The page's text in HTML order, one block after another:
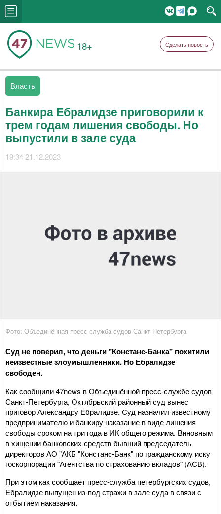
18+ Сделать новость
Власть
Банкира Ебралидзе приговорили к
трем годам лишения свободы. Но
выпустили в зале суда
19:34 21.12.2023
Фото: Объединённая пресс-служба судов Санкт-Петербурга
Суд не поверил, что деньги "Констанс-Банка" похитили
неизвестные злоумышленники. Но Ебралидзе
свободен.
Как сообщили 47news в Объединённой пресс-службе судов
Санкт-Петербурга, Октябрьский районный суд вынес
приговор Александру Ебралидзе. Суд назначил известному
предпринимателю и банкиру наказание в виде лишения
свободы сроком на три года в ИК общего режима. Виновным
в хищении банковских средств бывший председатель
директоров АО "АКБ "Констанс-Банк" по гражданскому иску
госкорпорации "Агентства по страхованию вкладов" (АСВ).
При этом как сообщает пресс-служба петербургских судов,
Ебралидзе выпущен из-под стражи в зале суда в связи с
отбытием наказания.